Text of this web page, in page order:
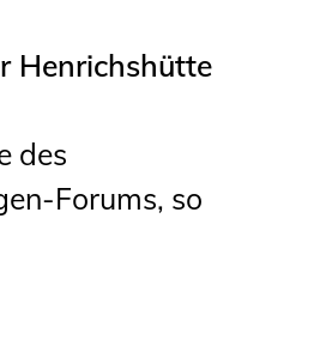
Newsletter
und Anfahrt
Henrichshütte
des
Forums, so